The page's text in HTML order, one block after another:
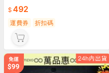
492
運費券 折扣碼